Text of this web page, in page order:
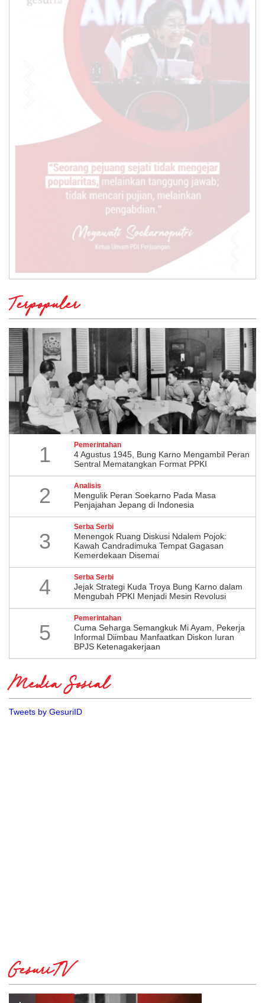
Terpopuler
1 Pemerintahan
4 Agustus 1945, Bung Karno Mengambil Peran
Sentral Mematangkan Format PPKI
2 Analisis
Mengulik Peran Soekarno Pada Masa
Penjajahan Jepang di Indonesia
3
Serba Serbi
Menengok Ruang Diskusi Ndalem Pojok:
Kawah Candradimuka Tempat Gagasan
Kemerdekaan Disemai
4 Serba Serbi
Jejak Strategi Kuda Troya Bung Karno dalam
Mengubah PPKI Menjadi Mesin Revolusi
5
Pemerintahan
Cuma Seharga Semangkuk Mi Ayam, Pekerja
Informal Diimbau Manfaatkan Diskon Iuran
BPJS Ketenagakerjaan
Media Sosial
Tweets by GesuriID
GesuriTV